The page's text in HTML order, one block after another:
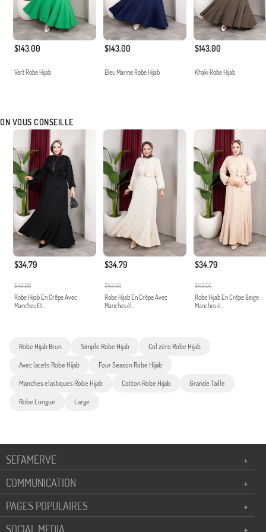
$143.00
Vert Robe Hijab
$143.00
Bleu Marine Robe Hijab
$143.00
Khaki Robe Hijab
ON VOUS CONSEILLE
$34.79
$143.00
Robe Hijab En Crêpe Avec
Manches Et...
$34.79
$143.00
Robe Hijab En Crêpe Avec
Manches él...
$34.79
$143.00
Robe Hijab En Crêpe Beige
Manches é...
Robe Hijab Brun Simple Robe Hijab Col zéro Robe Hijab
Avec lacets Robe Hijab Four Season Robe Hijab
Manches elastiques Robe Hijab Cotton Robe Hijab Grande Taille
Robe Longue Large
SEFAMERVE
+
COMMUNICATION
+
PAGES POPULAIRES
+
SOCIAL MEDIA
+